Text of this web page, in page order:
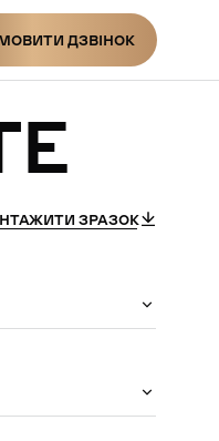
ДЗВІНОК
ЗРАЗОК